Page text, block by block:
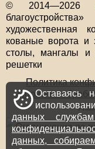
© 2014—2026
художественная
кованые ворота и
столы, мангалы и
решетки
Политика
Политика
Оставаясь
данных
данных,